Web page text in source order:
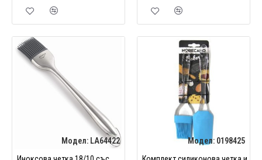
Модел: LA64422
Модел: 0198425